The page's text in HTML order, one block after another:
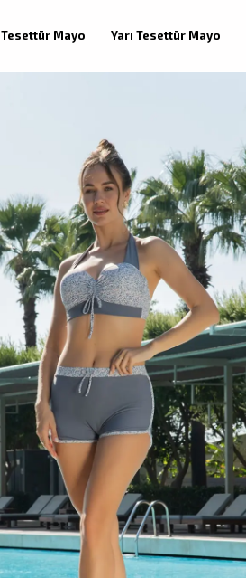
Tesettür Mayo Yarı Tesettür Mayo